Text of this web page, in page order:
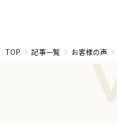
TOP
記事一覧 お客様の声